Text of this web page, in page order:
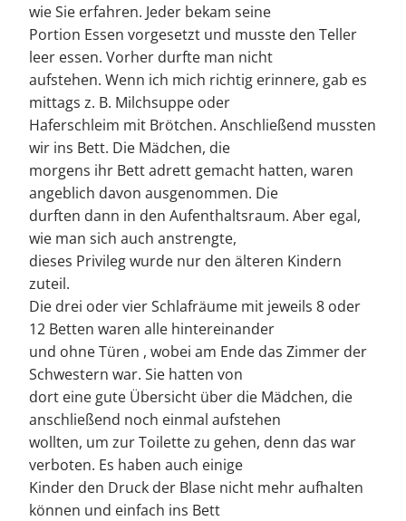
wie Sie erfahren. Jeder bekam seine
Portion Essen vorgesetzt und musste den Teller
leer essen. Vorher durfte man nicht
aufstehen. Wenn ich mich richtig erinnere, gab es
mittags z. B. Milchsuppe oder
Haferschleim mit Brötchen. Anschließend mussten
wir ins Bett. Die Mädchen, die
morgens ihr Bett adrett gemacht hatten, waren
angeblich davon ausgenommen. Die
durften dann in den Aufenthaltsraum. Aber egal,
wie man sich auch anstrengte,
dieses Privileg wurde nur den älteren Kindern
zuteil.
Die drei oder vier Schlafräume mit jeweils 8 oder
12 Betten waren alle hintereinander
und ohne Türen , wobei am Ende das Zimmer der
Schwestern war. Sie hatten von
dort eine gute Übersicht über die Mädchen, die
anschließend noch einmal aufstehen
wollten, um zur Toilette zu gehen, denn das war
verboten. Es haben auch einige
Kinder den Druck der Blase nicht mehr aufhalten
können und einfach ins Bett